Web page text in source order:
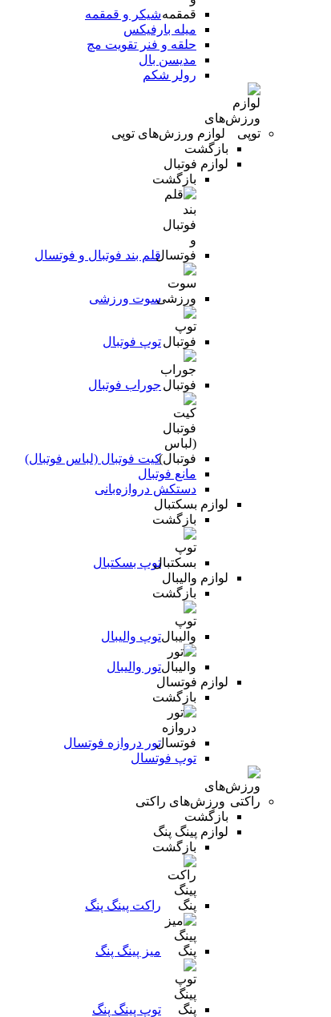
شیکر و قمقمه
میله بارفیکس
حلقه و فنر تقویت مچ
مدیسن بال
رولر شکم
لوازم ورزش‌های توپی
بازگشت
لوازم فوتبال
بازگشت
قلم بند فوتبال و فوتسال
سوت ورزشی
توپ فوتبال
جوراب فوتبال
کیت فوتبال (لباس فوتبال)
مانع فوتبال
دستکش دروازه‌بانی
لوازم بسکتبال
بازگشت
توپ بسکتبال
لوازم والیبال
بازگشت
توپ والیبال
تور والیبال
لوازم فوتسال
بازگشت
تور دروازه فوتسال
توپ فوتسال
ورزش‌های راکتی
بازگشت
لوازم پینگ پنگ
بازگشت
راکت پینگ پنگ
میز پینگ پنگ
توپ پینگ پنگ